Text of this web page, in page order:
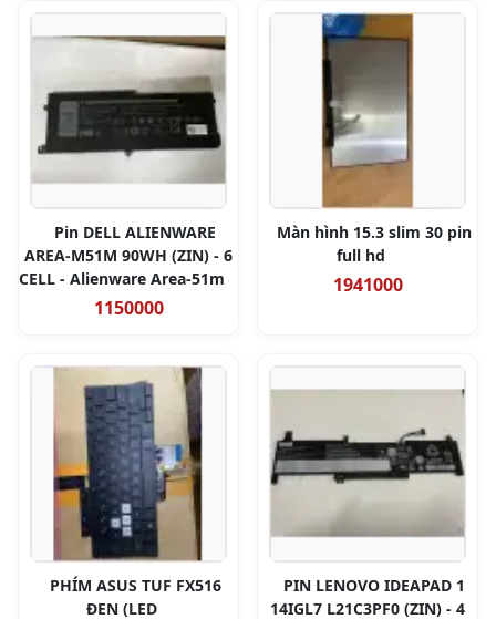
Pin DELL ALIENWARE
AREA-M51M 90WH (ZIN) - 6
CELL - Alienware Area-51m
1150000
Màn hình 15.3 slim 30 pin
full hd
1941000
PHÍM ASUS TUF FX516
ĐEN (LED
PIN LENOVO IDEAPAD 1
14IGL7 L21C3PF0 (ZIN) - 4